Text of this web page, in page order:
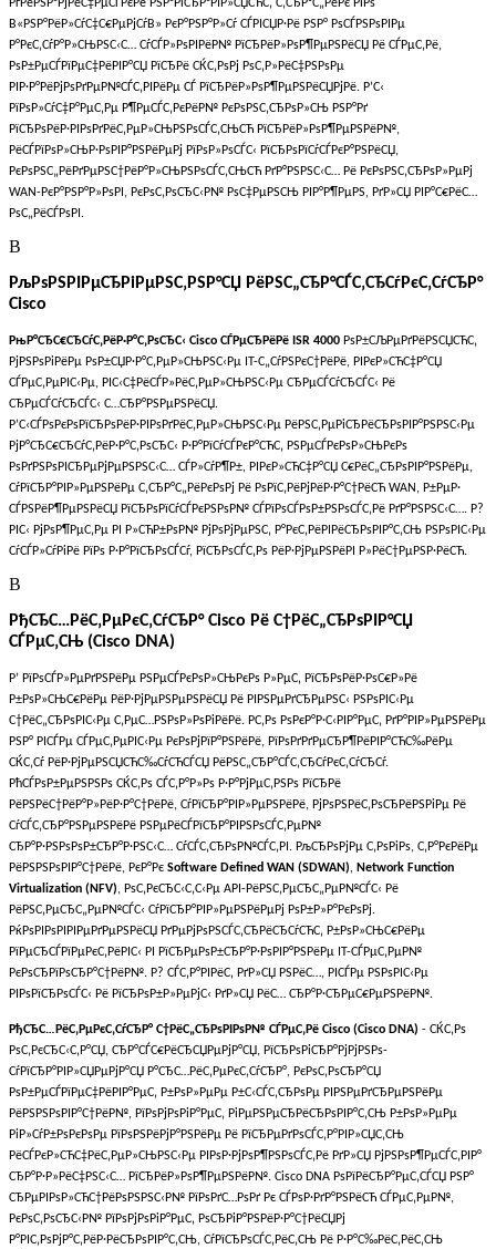
РґРёРЅР°РјРёС‡РµСЃРєРё РЅР°РїСЂР°РІР»СЏСЋС‚ С‚СЂР°С„РёРє РїРѕ
В«РЅР°РёР»СѓС‡С€РµРјСѓВ» РєР°РЅР°Р»Сѓ СЃРІСЏР·Рё РЅР° РѕСЃРЅРѕРІРµ
Р°РєС‚СѓР°Р»СЊРЅС‹С… СѓСЃР»РѕРІРёР№ РїСЂРёР»РѕР¶РµРЅРёСЏ Рё СЃРµС‚Рё,
РѕР±РµСЃРїРµС‡РёРІР°СЏ РїСЂРё СЌС‚РѕРј РѕС‚Р»РёС‡РЅРѕРµ
РІР·Р°РёРјРѕРґРµР№СЃС‚РІРёРµ СЃ РїСЂРёР»РѕР¶РµРЅРёСЏРјРё. Р’С‹
РїРѕР»СѓС‡Р°РµС‚Рµ Р¶РµСЃС‚РєРёР№ РєРѕРЅС‚СЂРѕР»СЊ РЅР°Рґ
РїСЂРѕРёР·РІРѕРґРёС‚РµР»СЊРЅРѕСЃС‚СЊСЋ РїСЂРёР»РѕР¶РµРЅРёР№,
РёСЃРїРѕР»СЊР·РѕРІР°РЅРёРµРј РїРѕР»РѕСЃС‹ РїСЂРѕРїСѓСЃРєР°РЅРёСЏ,
РєРѕРЅС„РёРґРµРЅС†РёР°Р»СЊРЅРѕСЃС‚СЊСЋ РґР°РЅРЅС‹С… Рё РєРѕРЅС‚СЂРѕР»РµРј
WAN-РєР°РЅР°Р»РѕРІ, РєРѕС‚РѕСЂС‹Р№ РѕС‡РµРЅСЊ РІР°Р¶РµРЅ, РґР»СЏ РІР°С€РёС…
РѕС„РёСЃРѕРІ.
В
РљРѕРЅРІРµСЂРіРµРЅС‚РЅР°СЏ РёРЅС„СЂР°СЃС‚СЂСѓРєС‚СѓСЂР°
Cisco
РњР°СЂС€СЂСѓС‚РёР·Р°С‚РѕСЂС‹ Cisco СЃРµСЂРёРё ISR 4000 РѕР±СЉРµРґРёРЅСЏСЋС‚
РјРЅРѕРіРёРµ РѕР±СЏР·Р°С‚РµР»СЊРЅС‹Рµ IT-С„СѓРЅРєС†РёРё, РІРєР»СЋС‡Р°СЏ
СЃРµС‚РµРІС‹Рµ, РІС‹С‡РёСЃР»РёС‚РµР»СЊРЅС‹Рµ СЂРµСЃСѓСЂСЃС‹ Рё
СЂРµСЃСѓСЂСЃС‹ С…СЂР°РЅРµРЅРёСЏ.
Р’С‹СЃРѕРєРѕРїСЂРѕРёР·РІРѕРґРёС‚РµР»СЊРЅС‹Рµ РёРЅС‚РµРіСЂРёСЂРѕРІР°РЅРЅС‹Рµ
РјР°СЂС€СЂСѓС‚РёР·Р°С‚РѕСЂС‹ Р·Р°РїСѓСЃРєР°СЋС‚ РЅРµСЃРєРѕР»СЊРєРѕ
РѕРґРЅРѕРІСЂРµРјРµРЅРЅС‹С… СЃР»СѓР¶Р±, РІРєР»СЋС‡Р°СЏ С€РёС„СЂРѕРІР°РЅРёРµ,
СѓРїСЂР°РІР»РµРЅРёРµ С‚СЂР°С„РёРєРѕРј Рё РѕРїС‚РёРјРёР·Р°С†РёСЋ WAN, Р±РµР·
СЃРЅРёР¶РµРЅРёСЏ РїСЂРѕРїСѓСЃРєРЅРѕР№ СЃРїРѕСЃРѕР±РЅРѕСЃС‚Рё РґР°РЅРЅС‹С…. Р?
РІС‹ РјРѕР¶РµС‚Рµ РІ Р»СЋР±РѕР№ РјРѕРјРµРЅС‚ Р°РєС‚РёРІРёСЂРѕРІР°С‚СЊ РЅРѕРІС‹Рµ
СѓСЃР»СѓРіРё РїРѕ Р·Р°РїСЂРѕСЃСѓ, РїСЂРѕСЃС‚Рѕ РёР·РјРµРЅРёРІ Р»РёС†РµРЅР·РёСЋ.
В
РђСЂС…РёС‚РµРєС‚СѓСЂР° Cisco Рё С†РёС„СЂРѕРІР°СЏ
СЃРµС‚СЊ (Cisco DNA)
Р’ РїРѕСЃР»РµРґРЅРёРµ РЅРµСЃРєРѕР»СЊРєРѕ Р»РµС‚ РїСЂРѕРёР·РѕС€Р»Рё
Р±РѕР»СЊС€РёРµ РёР·РјРµРЅРµРЅРёСЏ Рё РІРЅРµРґСЂРµРЅС‹ РЅРѕРІС‹Рµ
С†РёС„СЂРѕРІС‹Рµ С‚РµС…РЅРѕР»РѕРіРёРё. Р­С‚Рѕ РѕРєР°Р·С‹РІР°РµС‚ РґР°РІР»РµРЅРёРµ
РЅР° РІСЃРµ СЃРµС‚РµРІС‹Рµ РєРѕРјРїР°РЅРёРё, РїРѕРґРґРµСЂР¶РёРІР°СЋС‰РёРµ
СЌС‚Сѓ РёР·РјРµРЅСЏСЋС‰СѓСЋСЃСЏ РёРЅС„СЂР°СЃС‚СЂСѓРєС‚СѓСЂСѓ.
РћСЃРѕР±РµРЅРЅРѕ СЌС‚Рѕ СЃС‚Р°Р»Рѕ Р·Р°РјРµС‚РЅРѕ РїСЂРё
РёРЅРёС†РёР°Р»РёР·Р°С†РёРё, СѓРїСЂР°РІР»РµРЅРёРё, РјРѕРЅРёС‚РѕСЂРёРЅРіРµ Рё
СѓСЃС‚СЂР°РЅРµРЅРёРё РЅРµРёСЃРїСЂР°РІРЅРѕСЃС‚РµР№
СЂР°Р·РЅРѕРѕР±СЂР°Р·РЅС‹С… СѓСЃС‚СЂРѕР№СЃС‚РІ. РљСЂРѕРјРµ С‚РѕРіРѕ, С‚Р°РєРёРµ
РёРЅРЅРѕРІР°С†РёРё, РєР°Рє Software Defined WAN (SDWAN), Network Function
Virtualization (NFV), РѕС‚РєСЂС‹С‚С‹Рµ API-РёРЅС‚РµСЂС„РµР№СЃС‹ Рё
РёРЅС‚РµСЂС„РµР№СЃС‹ СѓРїСЂР°РІР»РµРЅРёРµРј РѕР±Р»Р°РєРѕРј.
РќРѕРІРѕРІРІРµРґРµРЅРёСЏ РґРµРјРѕРЅСЃС‚СЂРёСЂСѓСЋС‚ Р±РѕР»СЊС€РёРµ
РїРµСЂСЃРїРµРєС‚РёРІС‹ РІ РїСЂРµРѕР±СЂР°Р·РѕРІР°РЅРёРµ IT-СЃРµС‚РµР№
РєРѕСЂРїРѕСЂР°С†РёР№. Р? СЃС‚Р°РІРёС‚ РґР»СЏ РЅРёС…, РІСЃРµ РЅРѕРІС‹Рµ
РІРѕРїСЂРѕСЃС‹ Рё РїСЂРѕР±Р»РµРјС‹ РґР»СЏ РёС… СЂР°Р·СЂРµС€РµРЅРёР№.
РђСЂС…РёС‚РµРєС‚СѓСЂР° С†РёС„СЂРѕРІРѕР№ СЃРµС‚Рё Cisco (Cisco DNA) - СЌС‚Рѕ
РѕС‚РєСЂС‹С‚Р°СЏ, СЂР°СЃС€РёСЂСЏРµРјР°СЏ, РїСЂРѕРіСЂР°РјРјРЅРѕ-
СѓРїСЂР°РІР»СЏРµРјР°СЏ Р°СЂС…РёС‚РµРєС‚СѓСЂР°, РєРѕС‚РѕСЂР°СЏ
РѕР±РµСЃРїРµС‡РёРІР°РµС‚ Р±РѕР»РµРµ Р±С‹СЃС‚СЂРѕРµ РІРЅРµРґСЂРµРЅРёРµ
РёРЅРЅРѕРІР°С†РёР№, РїРѕРјРѕРіР°РµС‚ РіРµРЅРµСЂРёСЂРѕРІР°С‚СЊ Р±РѕР»РµРµ
РіР»СѓР±РѕРєРѕРµ РїРѕРЅРёРјР°РЅРёРµ Рё РїСЂРµРґРѕСЃС‚Р°РІР»СЏС‚СЊ
РёСЃРєР»СЋС‡РёС‚РµР»СЊРЅС‹Рµ РІРѕР·РјРѕР¶РЅРѕСЃС‚Рё РґР»СЏ РјРЅРѕР¶РµСЃС‚РІР°
СЂР°Р·Р»РёС‡РЅС‹С… РїСЂРёР»РѕР¶РµРЅРёР№. Cisco DNA РѕРїРёСЂР°РµС‚СЃСЏ РЅР°
СЂРµРІРѕР»СЋС†РёРѕРЅРЅС‹Р№ РїРѕРґС…РѕРґ Рє СЃРѕР·РґР°РЅРёСЋ СЃРµС‚РµР№,
РєРѕС‚РѕСЂС‹Р№ РїРѕРјРѕРіР°РµС‚ РѕСЂРіР°РЅРёР·Р°С†РёСЏРј
Р°РІС‚РѕРјР°С‚РёР·РёСЂРѕРІР°С‚СЊ, СѓРїСЂРѕСЃС‚РёС‚СЊ Рё Р·Р°С‰РёС‚РёС‚СЊ